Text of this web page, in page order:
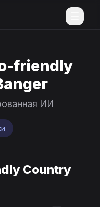
friendly
ИИ
Country